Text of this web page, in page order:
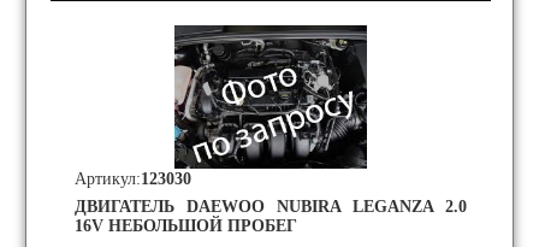
ДВИГАТЕЛЬ DAEWOO NUBIRA LEGANZA 2.0
16V НЕБОЛЬШОЙ ПРОБЕГ
Артикул:123030